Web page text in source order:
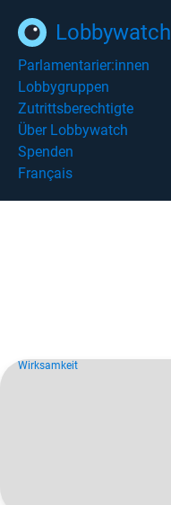
Lobbywatch
Parlamentarier:innen
Lobbygruppen
Zutrittsberechtigte
Über Lobbywatch
Spenden
Français
Wirksamkeit